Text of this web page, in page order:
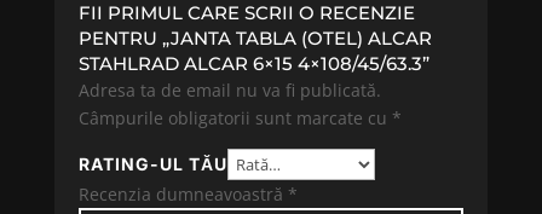
FII PRIMUL CARE SCRII O RECENZIE
PENTRU „JANTA TABLA (OTEL) ALCAR
STAHLRAD ALCAR 6×15 4×108/45/63.3”
Adresa ta de email nu va fi publicată.
Câmpurile obligatorii sunt marcate cu *
RATING-UL TĂU
Recenzia dumneavoastră *